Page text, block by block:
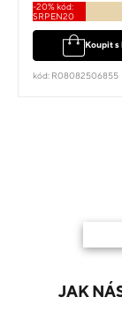
-20% kód:
SRPEN20
Koupit s
kód: R08082506855
JAK